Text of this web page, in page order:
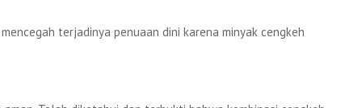
terjadinya penuaan dini karena minyak cengkeh